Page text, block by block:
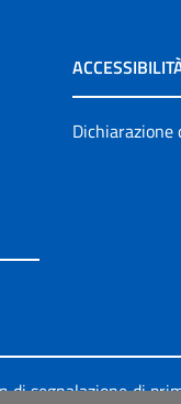
Dichiarazione
di segnalazione di